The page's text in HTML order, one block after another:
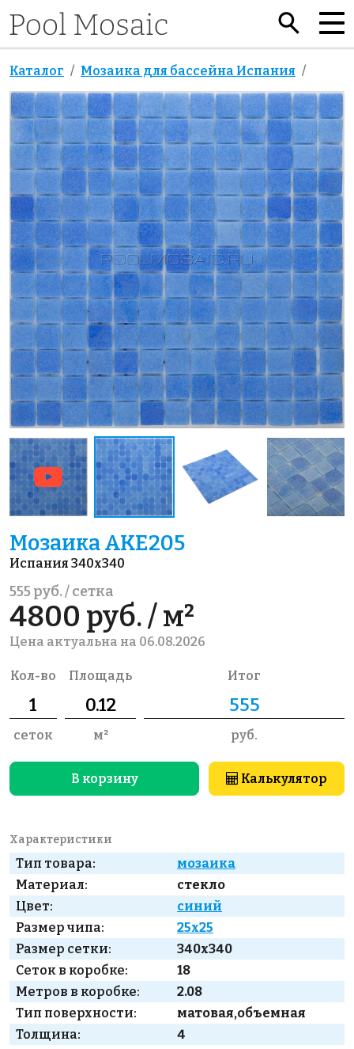
Каталог Мозаика для бассейна Испания
Мозаика AKE205
Испания 340x340
555 руб. / сетка
4800 руб. / м²
Цена актуальна на 06.08.2026
Кол-во
сеток
Площадь
м²
Итог
руб.
В корзину Калькулятор
Характеристики
Тип товара:
мозаика
Материал:
стекло
Цвет:
синий
Размер чипа:
25x25
Размер сетки:
340x340
Сеток в коробке:
18
Метров в коробке:
2.08
Тип поверхности:
матовая,объемная
Толщина:
4